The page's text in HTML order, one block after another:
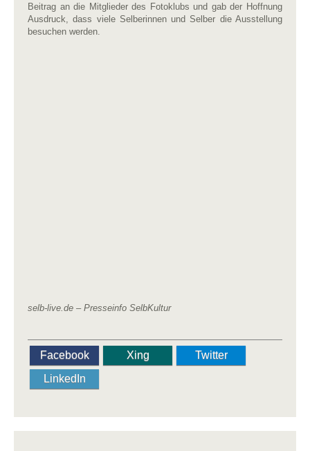
Beitrag an die Mitglieder des Fotoklubs und gab der Hoffnung
Ausdruck, dass viele Selberinnen und Selber die Ausstellung
besuchen werden.
selb-live.de – Presseinfo SelbKultur
Facebook Xing
Twitter
LinkedIn